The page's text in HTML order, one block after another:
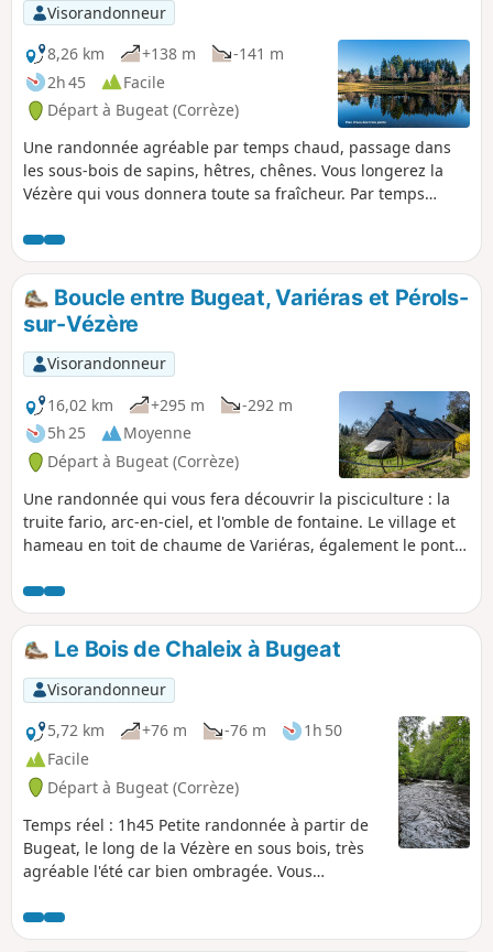
Visorandonneur
8,26 km
+138 m
-141 m
2h 45
Facile
Départ à Bugeat (Corrèze)
Une randonnée agréable par temps chaud, passage dans
les sous-bois de sapins, hêtres, chênes. Vous longerez la
Vézère qui vous donnera toute sa fraîcheur. Par temps
boueux le long de la Vézère. Prévoir chaussures de marche
et bâtons.
Boucle entre Bugeat, Variéras et Pérols-
sur-Vézère
Visorandonneur
16,02 km
+295 m
-292 m
5h 25
Moyenne
Départ à Bugeat (Corrèze)
Une randonnée qui vous fera découvrir la pisciculture : la
truite fario, arc-en-ciel, et l'omble de fontaine. Le village et
hameau en toit de chaume de Variéras, également le pont
Vézère. Des passages sur routes goudronnées,
très peu fréquentées.
Le Bois de Chaleix à Bugeat
Visorandonneur
5,72 km
+76 m -76 m
1h 50
Facile
Départ à Bugeat (Corrèze)
Temps réel : 1h45 Petite randonnée à partir de
Bugeat, le long de la Vézère en sous bois, très
agréable l'été car bien ombragée. Vous
chemin étroit tout au bord de la rivière. Peu
praticable en hiver car très humide.